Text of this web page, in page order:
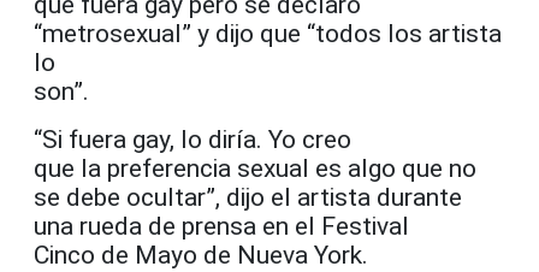
“metrosexual” y dijo que “todos los artista
lo
son”.
“Si fuera gay, lo diría. Yo creo
que la preferencia sexual es algo que no
se debe ocultar”, dijo el artista durante
una rueda de prensa en el Festival
Cinco de Mayo de Nueva York.